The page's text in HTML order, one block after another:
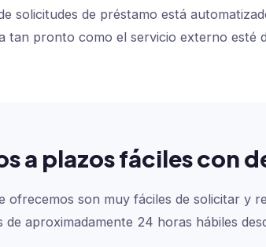
solicitudes de préstamo está
tan pronto como el servicio externo esté
a plazos fáciles con
ofrecemos son muy fáciles de solicitar y
de aproximadamente 24 horas hábiles